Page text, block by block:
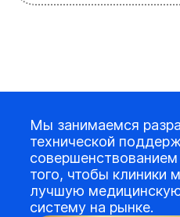
Мы занимаемся
технической
того, чтобы клиники
лучшую
систему на рынке.